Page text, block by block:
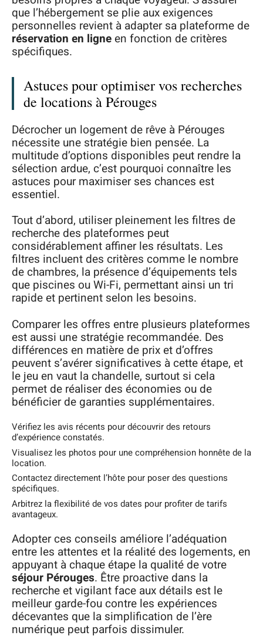
que l’hébergement se plie aux exigences
personnelles revient à adapter sa plateforme de
réservation en ligneen fonction de critères
spécifiques.
Astuces pour optimiser vos recherches
de locations à Pérouges
Décrocher un logement de rêve à Pérouges
nécessite une stratégie bien pensée. La
multitude d’options disponibles peut rendre la
sélection ardue, c’est pourquoi connaître les
astuces pour maximiser ses chances est
essentiel.
Tout d’abord, utiliser pleinement les filtres de
recherche des plateformes peut
considérablement affiner les résultats. Les
filtres incluent des critères comme le nombre
de chambres, la présence d’équipements tels
que piscines ou Wi-Fi, permettant ainsi un tri
rapide et pertinent selon les besoins.
Comparer les offres entre plusieurs plateformes
est aussi une stratégie recommandée. Des
différences en matière de prix et d’offres
peuvent s’avérer significatives à cette étape, et
le jeu en vaut la chandelle, surtout si cela
permet de réaliser des économies ou de
bénéficier de garanties supplémentaires.
Vérifiez les avis récents pour découvrir des retours
d’expérience constatés.
Visualisez les photos pour une compréhension honnête de la
location.
Contactez directement l’hôte pour poser des questions
spécifiques.
Arbitrez la flexibilité de vos dates pour profiter de tarifs
avantageux.
Adopter ces conseils améliore l’adéquation
entre les attentes et la réalité des logements, en
appuyant à chaque étape la qualité de votre
séjour Pérouges. Être proactive dans la
recherche et vigilant face aux détails est le
meilleur garde-fou contre les expériences
décevantes que la simplification de l’ère
numérique peut parfois dissimuler.